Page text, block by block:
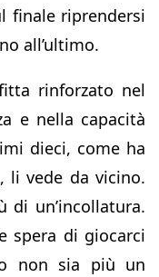
finale riprendersi
all’ultimo.
rinforzato nel
e nella capacità
dieci, come ha
li vede da vicino.
di un’incollatura.
spera di giocarci
non sia più un